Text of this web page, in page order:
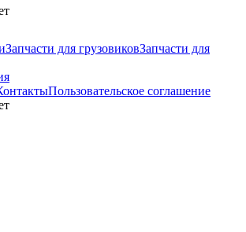
Запчасти для грузовиковЗапчасти для
Пользовательское соглашение